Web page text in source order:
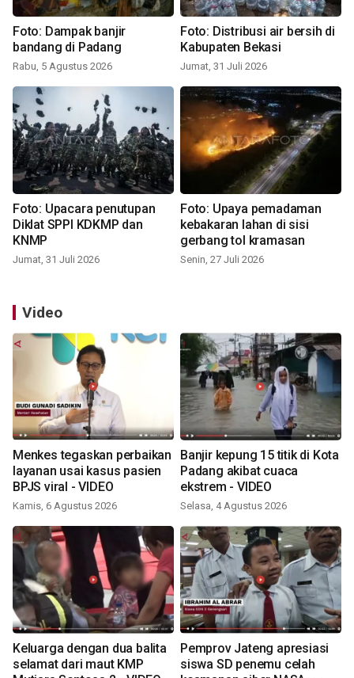
Foto: Dampak banjir
bandang di Padang
Rabu, 5 Agustus 2026
Foto: Distribusi air bersih di
Kabupaten Bekasi
Jumat, 31 Juli 2026
Foto: Upacara penutupan
Diklat SPPI KDKMP dan
KNMP
Jumat, 31 Juli 2026
Foto: Upaya pemadaman
kebakaran lahan di sisi
gerbang tol kramasan
Senin, 27 Juli 2026
Video
Menkes tegaskan perbaikan
layanan usai kasus pasien
BPJS viral - VIDEO
Kamis, 6 Agustus 2026
Banjir kepung 15 titik di Kota
Padang akibat cuaca
ekstrem - VIDEO
Selasa, 4 Agustus 2026
Keluarga dengan dua balita
selamat dari maut KMP
Pemprov Jateng apresiasi
siswa SD penemu celah